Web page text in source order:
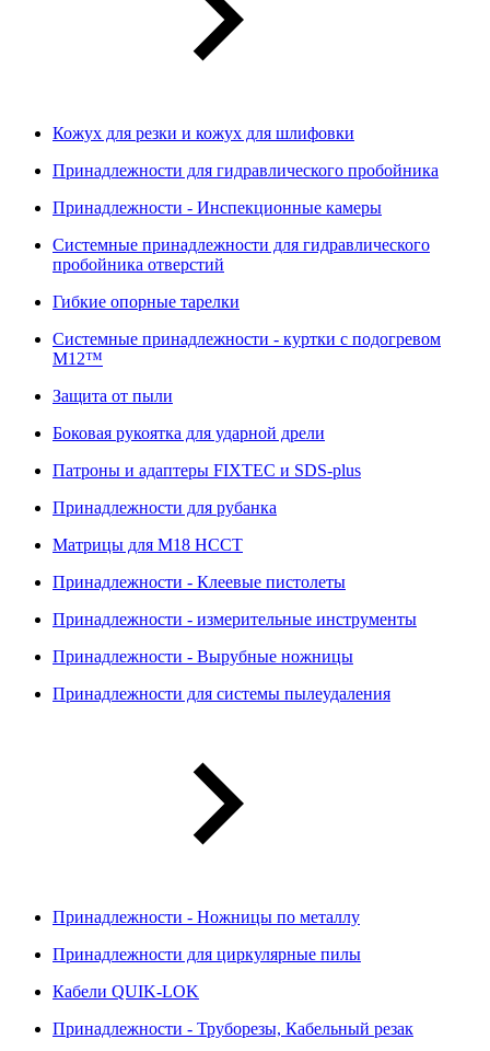
Кожух для резки и кожух для шлифовки
Принадлежности для гидравлического пробойника
Принадлежности - Инспекционные камеры
Системные принадлежности для гидравлического
пробойника отверстий
Гибкие опорные тарелки
Системные принадлежности - куртки с подогревом
M12™
Защита от пыли
Боковая рукоятка для ударной дрели
Патроны и адаптеры FIXTEC и SDS-plus
Принадлежности для рубанка
Матрицы для M18 HCCT
Принадлежности - Клеевые пистолеты
Принадлежности - измерительные инструменты
Принадлежности - Вырубные ножницы
Принадлежности для системы пылеудаления
Принадлежности - Ножницы по металлу
Принадлежности для циркулярные пилы
Кабели QUIK-LOK
Принадлежности - Труборезы, Кабельный резак